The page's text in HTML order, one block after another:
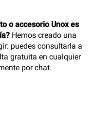
o accesorio Unox es
Hemos creado una
puedes consultarla a
gratuita en cualquier
por chat.